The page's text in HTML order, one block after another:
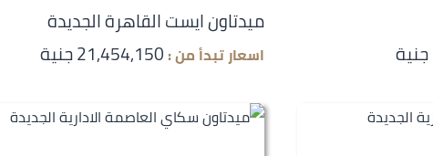
ميدتاون ايست القاهرة الجديدة
اسعار تبدأ من : 21,454,150 جنية